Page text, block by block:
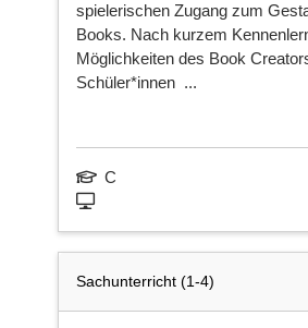
spielerischen Zugang zum
Books. Nach kurzem
Möglichkeiten des Book
Schüler*innen ...
C
Sachunterricht (1-4)